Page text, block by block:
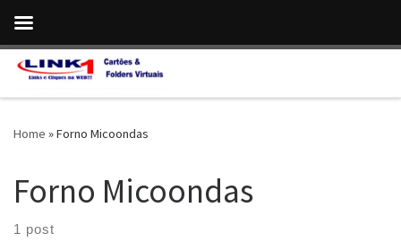
Skip to content
Home »Forno Micoondas
Forno Micoondas
1 post